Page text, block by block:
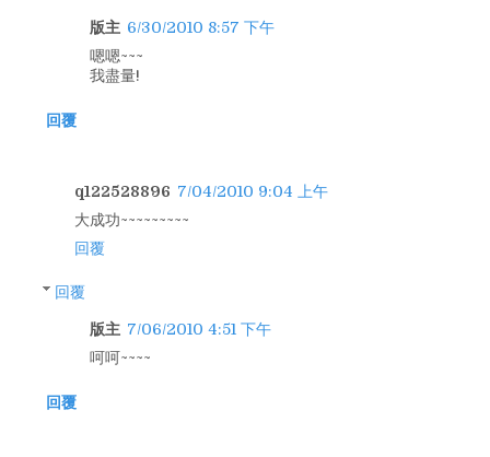
版主 6/30/2010 8:57 下午
嗯嗯~~~
我盡量!
回覆
q122528896 7/04/2010 9:04 上午
大成功~~~~~~~~~
回覆
回覆
版主 7/06/2010 4:51 下午
呵呵~~~~
回覆